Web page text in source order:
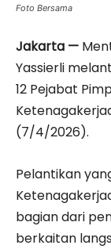
Foto Bersama
Jakarta —
Yassierli
12 Pejabat
(7/4/2026).
Pelantikan
bagian dari
berkaitan